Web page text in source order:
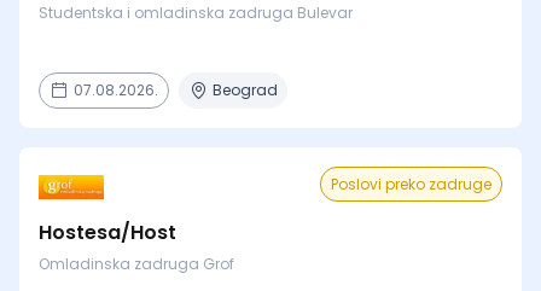
Studentska i omladinska zadruga Bulevar
07.08.2026. Beograd
Poslovi preko zadruge
Hostesa/Host
Omladinska zadruga Grof